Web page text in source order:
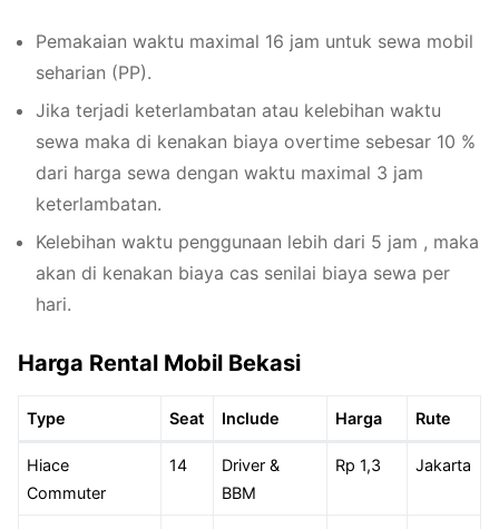
Pemakaian waktu maximal 16 jam untuk sewa mobil
seharian (PP).
Jika terjadi keterlambatan atau kelebihan waktu
sewa maka di kenakan biaya overtime sebesar 10 %
dari harga sewa dengan waktu maximal 3 jam
keterlambatan.
Kelebihan waktu penggunaan lebih dari 5 jam , maka
akan di kenakan biaya cas senilai biaya sewa per
hari.
Harga Rental Mobil Bekasi
Type Seat Include Harga Rute
Hiace
Commuter
14
Driver &
BBM
Rp 1,3 Jakarta